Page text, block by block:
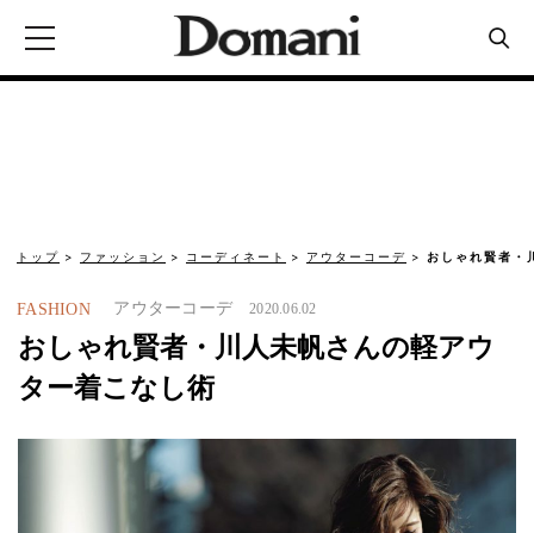
トップ ファッション コーディネート アウターコーデ おしゃれ賢者・
FASHION アウターコーデ 2020.06.02
おしゃれ賢者・川人未帆さんの軽アウ
ター着こなし術